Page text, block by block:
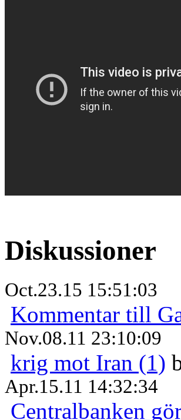
Diskussioner
Oct.23.15 15:51:03
Kommentar till
Nov.08.11 23:10:09
krig mot Iran (1)
Apr.15.11 14:32:34
Centralbanken